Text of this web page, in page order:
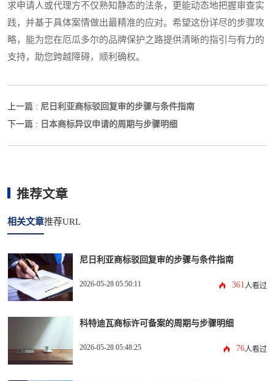
求申请人或代理方不仅熟知静态的法条，更能动态地把握审查实
践，并基于具体案情做出最精准的应对。希望这份详尽的步骤攻
略，能为您在厄瓜多尔的品牌保护之路提供清晰的指引与有力的
支持，助您跨越障碍，顺利确权。
上一篇 : 尼日利亚商标驳回复审的步骤与条件指南
下一篇 : 日本商标异议申请的周期与步骤明细
推荐文章
相关文章推荐URL
尼日利亚商标驳回复审的步骤与条件指南
2026-05-28 05:50:11 361人看过
科特迪瓦商标许可备案的周期与步骤明细
2026-05-28 05:48:25 76人看过